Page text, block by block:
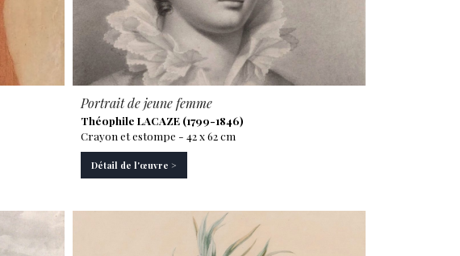
Portrait de jeune femme
Théophile LACAZE (1799-1846)
Crayon et estompe - 42 x 62 cm
Détail de l'œuvre >